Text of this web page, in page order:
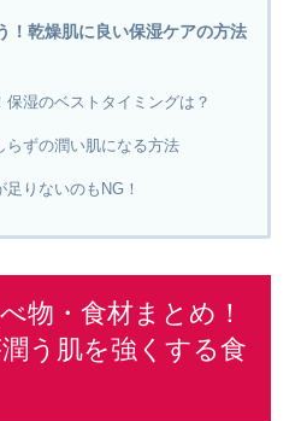
！乾燥肌に良い保湿ケアの方法
保湿のベストタイミングは？
らずの潤い肌になる方法
りないのもNG！
物・食材まとめ！
う肌を強くする食